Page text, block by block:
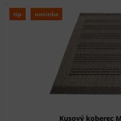
tip novinka
Kusový koberec